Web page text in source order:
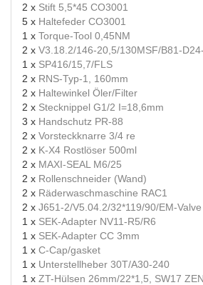
2 x Stift 5,5*45 CO3001
5 x Haltefeder CO3001
1 x Torque-Tool 0,45NM
2 x V3.18.2/146-20,5/130MSF/B81-
1 x SP416/15,7/FLS
2 x RNS-Typ-1, 160mm
2 x Haltewinkel Öler/Filter
2 x Stecknippel G1/2 I=18,6mm
3 x Handschutz PR-88
2 x Vorsteckknarre 3/4 re
2 x K-X4 Rostlöser 500ml
2 x MAXI-SEAL M6/25
2 x Rollenschneider (Wand)
2 x Räderwaschmaschine RAC1
2 x J651-2/V5.04.2/32*119/90/EM-Valve
1 x SEK-Adapter NV11-R5/R6
1 x SEK-Adapter CC 3mm
1 x C-Cap/gasket
1 x Unterstellheber 30T/A30-240
1 x ZT-Hülsen 26mm/22*1,5, SW17